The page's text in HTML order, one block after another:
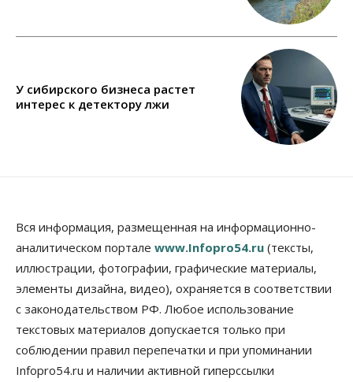
У сибирского бизнеса растет
интерес к детектору лжи
Вся информация, размещенная на информационно-
аналитическом портале www.Infopro54.ru (тексты,
иллюстрации, фотографии, графические материалы,
элементы дизайна, видео), охраняется в соответствии
с законодательством РФ. Любое использование
текстовых материалов допускается только при
соблюдении правил перепечатки и при упоминании
Infopro54.ru и наличии активной гиперссылки